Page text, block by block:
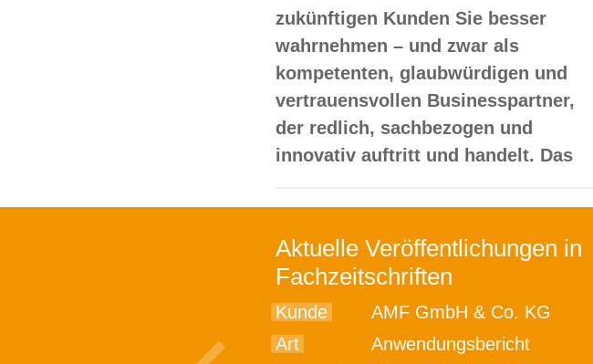
zukünftigen Kunden Sie besser
wahrnehmen – und zwar als
kompetenten, glaubwürdigen und
vertrauensvollen Businesspartner,
der redlich, sachbezogen und
innovativ auftritt und handelt. Das
Aktuelle Veröffentlichungen in
Fachzeitschriften
Kunde
AMF GmbH & Co. KG
Art
Anwendungsbericht